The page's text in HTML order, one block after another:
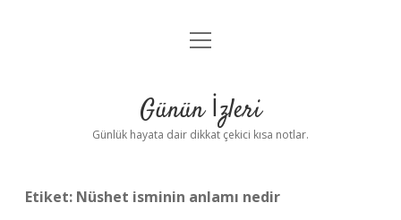
Anasayfa
Yasal Uyarı
menüyü
Günün İzleri
Günlük hayata dair dikkat çekici kısa notlar.
Etiket: Nüshet isminin anlamı nedir